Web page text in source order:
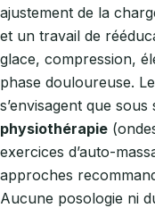
ajustement de la
et un travail de
glace, compression,
phase douloureuse.
s’envisagent que
physiothérapie
exercices d’auto-
approches
Aucune posologie ni